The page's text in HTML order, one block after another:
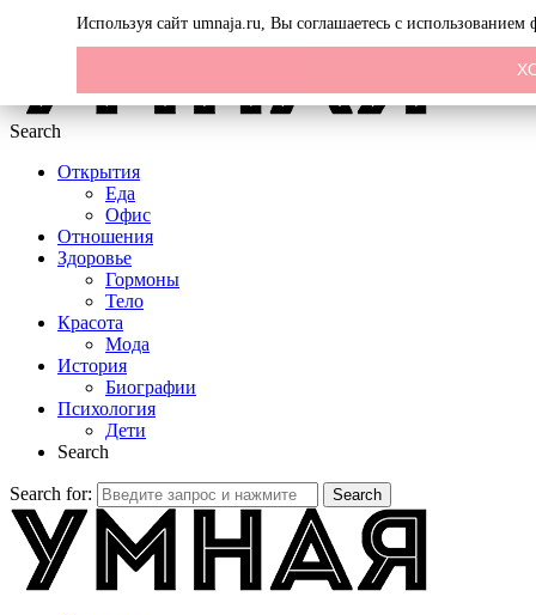
Search
Открытия
Еда
Офис
Отношения
Здоровье
Гормоны
Тело
Красота
Мода
История
Биографии
Психология
Дети
Search
Search for: Search
Используя сайт umnaja.ru, Вы соглашаетесь с использованием